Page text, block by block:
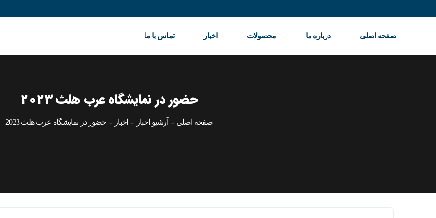
صفحه اصلی درباره ما محصولات اخبار تماس با ما
حضور در نمایشگاه عرب هلث 2023
صفحه اصلی آرشیو اخبار اخبار حضور در نمایشگاه عرب هلث 2023